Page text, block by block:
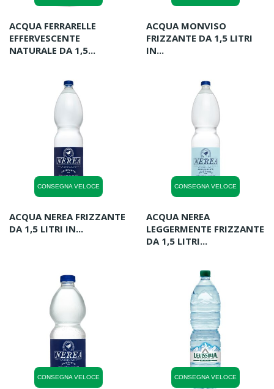
ACQUA FERRARELLE
EFFERVESCENTE
NATURALE DA 1,5...
ACQUA MONVISO
FRIZZANTE DA 1,5 LITRI
IN...
CONSEGNA VELOCE
ACQUA NEREA FRIZZANTE
DA 1,5 LITRI IN...
CONSEGNA VELOCE
ACQUA NEREA
LEGGERMENTE FRIZZANTE
DA 1,5 LITRI...
CONSEGNA VELOCE CONSEGNA VELOCE